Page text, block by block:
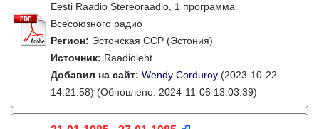
Eesti Raadio Stereoraadio, 1 программа
Всесоюзного радио
Регион: Эстонская ССР (Эстония)
Источник: Raadioleht
Добавил на сайт: Wendy Corduroy (2023-10-22
14:21:58) (Обновлено: 2024-11-06 13:03:39)